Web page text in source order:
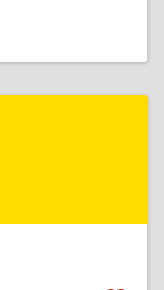
ул, дом №